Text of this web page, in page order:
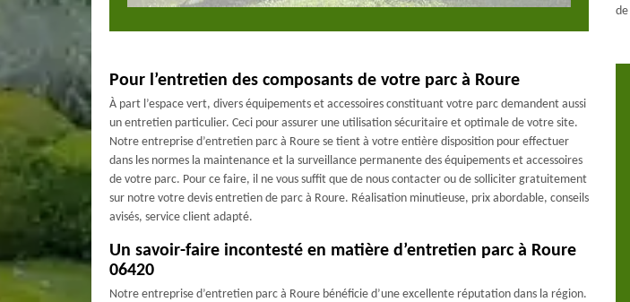
Pour l’entretien des composants de votre parc à Roure
À part l’espace vert, divers équipements et accessoires constituant votre parc demandent aussi
un entretien particulier. Ceci pour assurer une utilisation sécuritaire et optimale de votre site.
Notre entreprise d’entretien parc à Roure se tient à votre entière disposition pour effectuer
dans les normes la maintenance et la surveillance permanente des équipements et accessoires
de votre parc. Pour ce faire, il ne vous suffit que de nous contacter ou de solliciter gratuitement
sur notre votre devis entretien de parc à Roure. Réalisation minutieuse, prix abordable, conseils
avisés, service client adapté.
Un savoir-faire incontesté en matière d’entretien parc à Roure
06420
Notre entreprise d’entretien parc à Roure bénéficie d’une excellente réputation dans la région.